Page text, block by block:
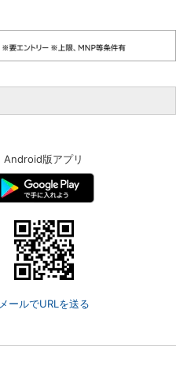
Android版アプリ
メールでURLを送る